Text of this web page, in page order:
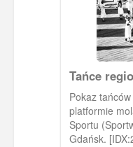
Tańce
Pokaz
platformie
Sportu
Gdańsk.